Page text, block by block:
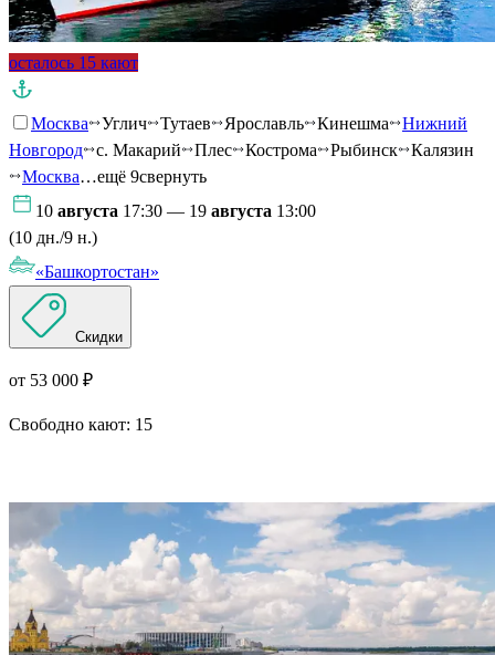
осталось 15 кают
Москва Углич Тутаев Ярославль Кинешма
Нижний
Новгород
с. Макарий Плес Кострома Рыбинск
Калязин
Москва…ещё 9свернуть
10 августа 17:30 — 19 августа 13:00
(10 дн./9 н.)
«Башкортостан»
Скидки
от 53 000 ₽
Свободно кают: 15